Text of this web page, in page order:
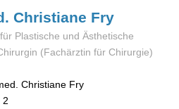
Christiane Fry
Plastische und Ästhetische
(Fachärztin für Chirurgie)
Christiane Fry
2